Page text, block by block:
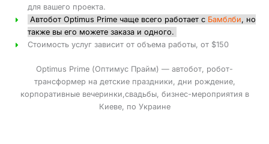
для вашего проекта.
Автобот Optimus Prime чаще всего работает с Бамблби, но
также вы его можете заказа и одного.
Стоимость услуг зависит от объема работы, от $150
Optimus Prime (Оптимус Прайм) — автобот, робот-
трансформер на детские праздники, дни рождение,
корпоративные вечеринки,свадьбы, бизнес-мероприятия в
Киеве, по Украине